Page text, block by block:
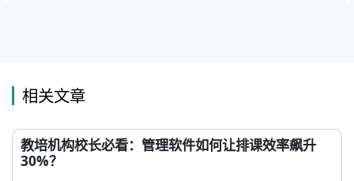
相关文章
教培机构校长必看：管理软件如何让排课效率飙升
30%？